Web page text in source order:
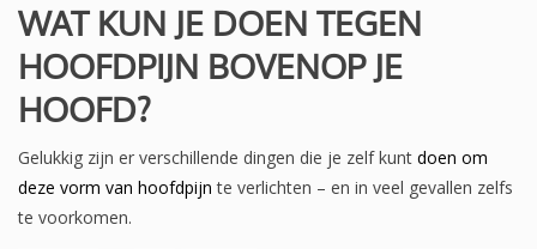
WAT KUN JE DOEN TEGEN
HOOFDPIJN BOVENOP JE
HOOFD?
Gelukkig zijn er verschillende dingen die je zelf kunt doen om
deze vorm van hoofdpijn te verlichten – en in veel gevallen zelfs
te voorkomen.